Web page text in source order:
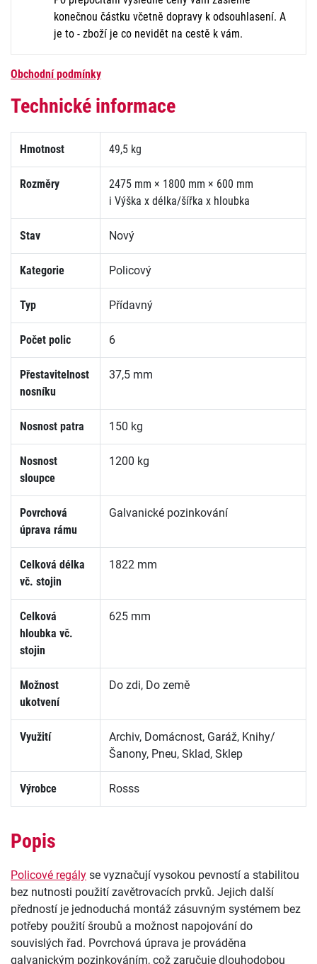
konečnou částku včetně dopravy k odsouhlasení. A
je to - zboží je co nevidět na cestě k vám.
Obchodní podmínky
Technické informace
Hmotnost 49,5 kg
Rozměry
2475 mm × 1800 mm × 600 mm
i Výška x délka/šířka x hloubka
Stav Nový
Kategorie Policový
Typ Přídavný
Počet polic 6
Přestavitelnost
nosníku
37,5 mm
Nosnost patra 150 kg
Nosnost
sloupce
1200 kg
Povrchová
úprava rámu
Galvanické pozinkování
Celková délka
vč. stojin
1822 mm
Celková
hloubka vč.
stojin
625 mm
Možnost
ukotvení
Do zdi, Do země
Využití
Archiv, Domácnost, Garáž, Knihy/
Šanony, Pneu, Sklad, Sklep
Výrobce Rosss
Popis
Policové regály se vyznačují vysokou pevností a stabilitou
bez nutnosti použití zavětrovacích prvků. Jejich další
předností je jednoduchá montáž zásuvným systémem bez
potřeby použití šroubů a možnost napojování do
souvislých řad. Povrchová úprava je prováděna
galvanickým pozinkováním, což zaručuje dlouhodobou